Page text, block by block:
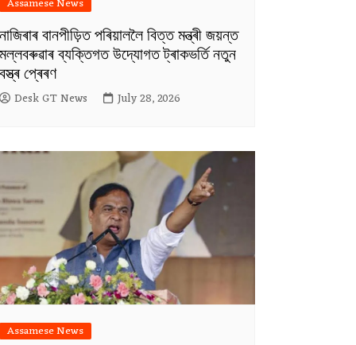
বানপীড়িত পৰিয়াললৈ বিত্ত মন্ত্ৰী জয়ন্ত
ব্যক্তিগত উদ্যোগত ট্ৰাকভৰ্তি নতুন
প্ৰেৰণ
Desk GT News July 28, 2026
Assamese News